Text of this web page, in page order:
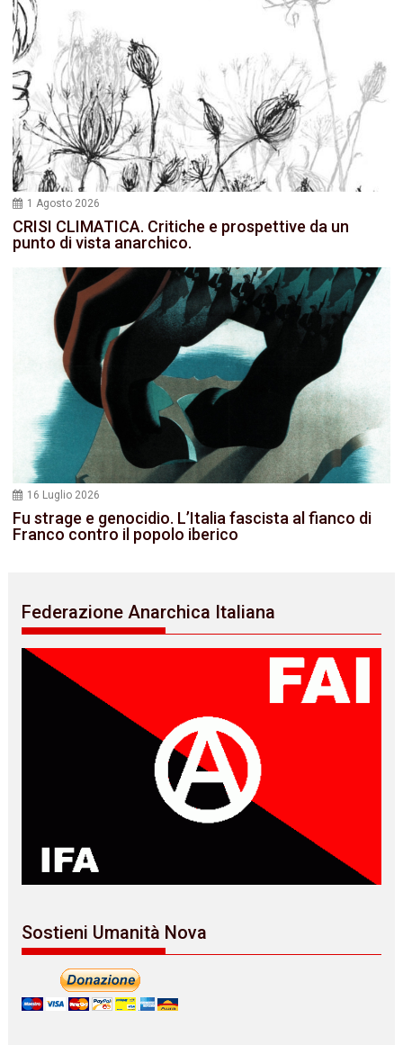
1 Agosto 2026
CRISI CLIMATICA. Critiche e prospettive da un
punto di vista anarchico.
16 Luglio 2026
Fu strage e genocidio. L’Italia fascista al fianco di
Franco contro il popolo iberico
Federazione Anarchica Italiana
Sostieni Umanità Nova